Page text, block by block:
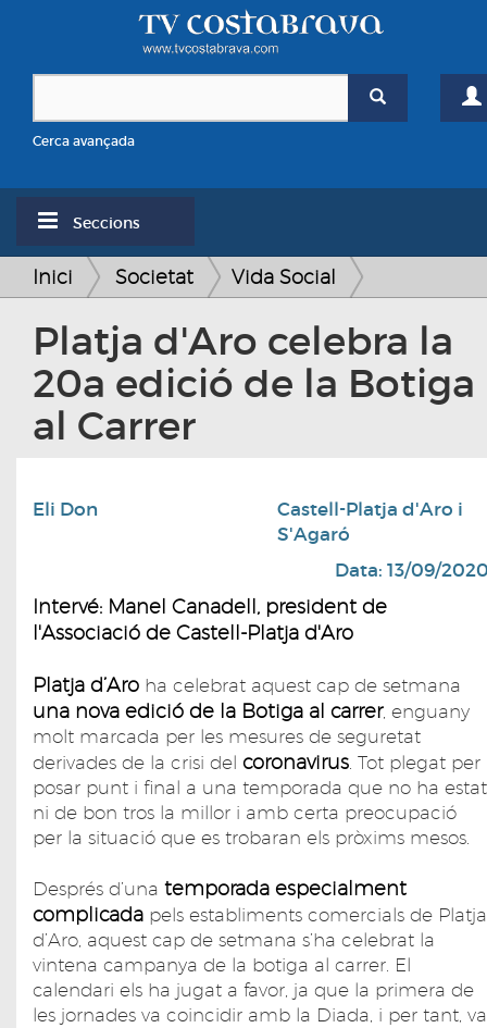
Cerca avançada
Seccions
Inici Societat Vida Social
Platja d'Aro celebra la
20a edició de la Botiga
al Carrer
Eli Don
Castell-Platja d'Aro i
S'Agaró
Data: 13/09/
Intervé: Manel Canadell, president de
l'Associació de Castell-Platja d'Aro
Platja d’Aro ha celebrat aquest cap de setmana
una nova edició de la Botiga al carrer, enguany
molt marcada per les mesures de seguretat
derivades de la crisi del coronavirus. Tot plegat per
posar punt i final a una temporada que no ha estat
ni de bon tros la millor i amb certa preocupació
per la situació que es trobaran els pròxims mesos.
Després d’una temporada especialment
complicada pels establiments comercials de Platja
d’Aro, aquest cap de setmana s’ha celebrat la
vintena campanya de la botiga al carrer. El
calendari els ha jugat a favor, ja que la primera de
les jornades va coincidir amb la Diada, i per tant, va